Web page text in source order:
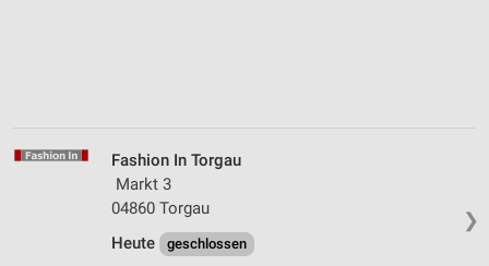
❯
Fashion In Torgau
Markt 3
04860 Torgau
Heute
geschlossen